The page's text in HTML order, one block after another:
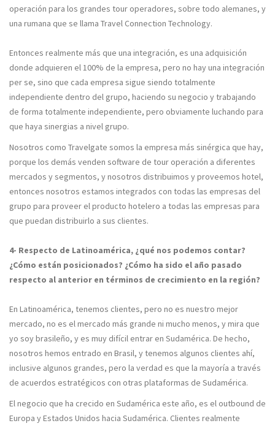
operación para los grandes tour operadores, sobre todo alemanes, y
una rumana que se llama Travel Connection Technology.
Entonces realmente más que una integración, es una adquisición
donde adquieren el 100% de la empresa, pero no hay una integración
per se, sino que cada empresa sigue siendo totalmente
independiente dentro del grupo, haciendo su negocio y trabajando
de forma totalmente independiente, pero obviamente luchando para
que haya sinergias a nivel grupo.
Nosotros como Travelgate somos la empresa más sinérgica que hay,
porque los demás venden software de tour operación a diferentes
mercados y segmentos, y nosotros distribuimos y proveemos hotel,
entonces nosotros estamos integrados con todas las empresas del
grupo para proveer el producto hotelero a todas las empresas para
que puedan distribuirlo a sus clientes.
4- Respecto de Latinoamérica, ¿qué nos podemos contar?
¿Cómo están posicionados? ¿Cómo ha sido el año pasado
respecto al anterior en términos de crecimiento en la región?
En Latinoamérica, tenemos clientes, pero no es nuestro mejor
mercado, no es el mercado más grande ni mucho menos, y mira que
yo soy brasileño, y es muy difícil entrar en Sudamérica. De hecho,
nosotros hemos entrado en Brasil, y tenemos algunos clientes ahí,
inclusive algunos grandes, pero la verdad es que la mayoría a través
de acuerdos estratégicos con otras plataformas de Sudamérica.
El negocio que ha crecido en Sudamérica este año, es el outbound de
Europa y Estados Unidos hacia Sudamérica. Clientes realmente